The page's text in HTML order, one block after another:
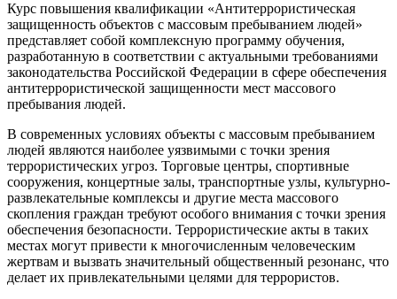
Курс повышения квалификации «Антитеррористическая
защищенность объектов с массовым пребыванием людей»
представляет собой комплексную программу обучения,
разработанную в соответствии с актуальными требованиями
законодательства Российской Федерации в сфере обеспечения
антитеррористической защищенности мест массового
пребывания людей.
В современных условиях объекты с массовым пребыванием
людей являются наиболее уязвимыми с точки зрения
террористических угроз. Торговые центры, спортивные
сооружения, концертные залы, транспортные узлы, культурно-
развлекательные комплексы и другие места массового
скопления граждан требуют особого внимания с точки зрения
обеспечения безопасности. Террористические акты в таких
местах могут привести к многочисленным человеческим
жертвам и вызвать значительный общественный резонанс, что
делает их привлекательными целями для террористов.